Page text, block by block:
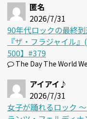
匿名
2026/7/31
90年代ロックの最終
『ザ・フラジャイル
500】#379
The Day The World
アイアイ♪
2026/7/31
女子が踊れるロック